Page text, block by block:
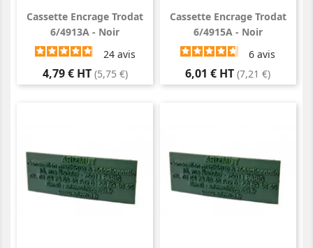
Cassette Encrage Trodat
6/4913A - Noir
24 avis
Prix
4,79 € HT (5,75 €)
Cassette Encrage Trodat
6/4915A - Noir
6avis
Prix
6,01 € HT (7,21 €)